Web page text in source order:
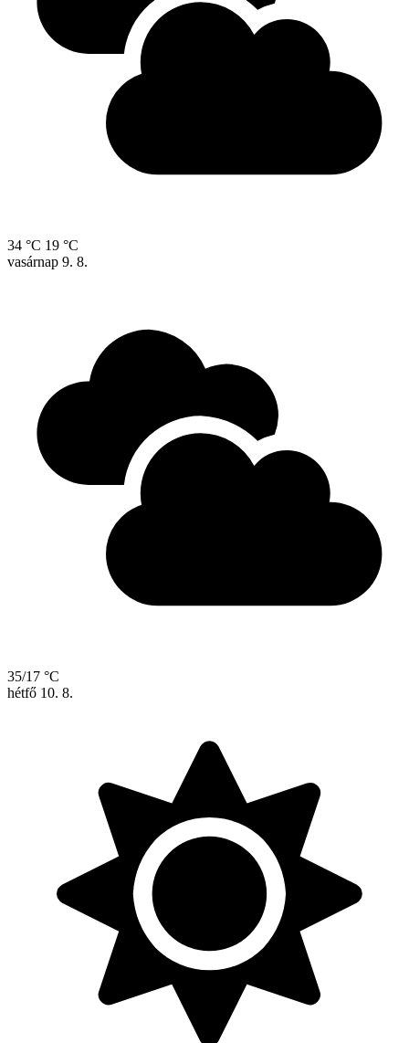
34 °C 19 °C
vasárnap 9. 8.
35/17 °C
hétfő 10. 8.